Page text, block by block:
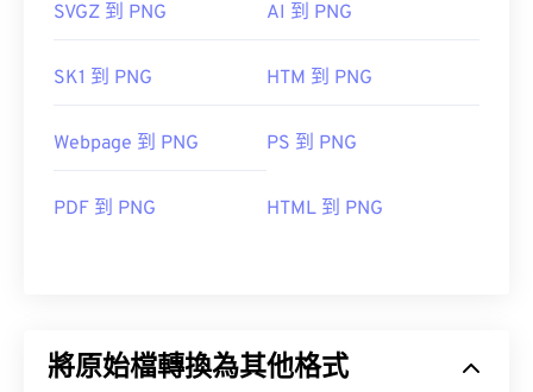
SVGZ 到 PNG AI 到 PNG
SK1 到 PNG HTM 到 PNG
Webpage 到 PNG PS 到 PNG
PDF 到 PNG HTML 到 PNG
將原始檔轉換為其他格式